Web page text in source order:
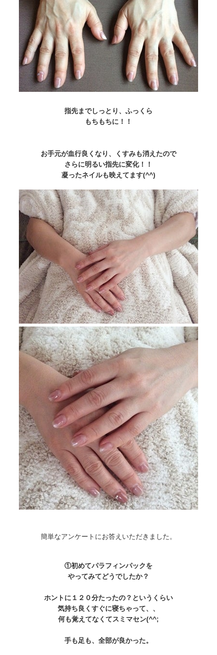
指先までしっとり、ふっくら
もちもちに！！
お手元が血行良くなり、くすみも消えたので
さらに明るい指先に変化！！
凝ったネイルも映えてます(^^)
簡単なアンケートにお答えいただきました。
①初めてパラフィンパックを
やってみてどうでしたか？
ホントに１２０分たったの？というくらい
気持ち良くすぐに寝ちゃって、、
何も覚えてなくてスミマセン(^^;
手も足も、全部が良かった。